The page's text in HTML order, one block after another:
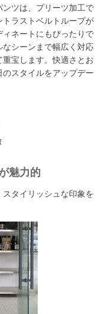
ツは、プリーツ加工で
ラストベルトループが
ネートにもぴったりで
シーンまで幅広く対応
宝します。快適さとお
スタイルをアップデー
魅力的
タイリッシュな印象を